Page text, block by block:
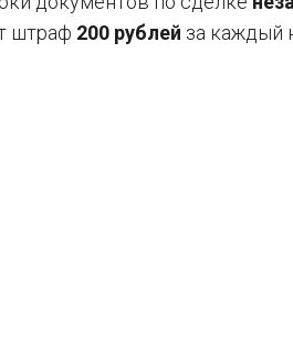
штраф 200 рублей за каждый